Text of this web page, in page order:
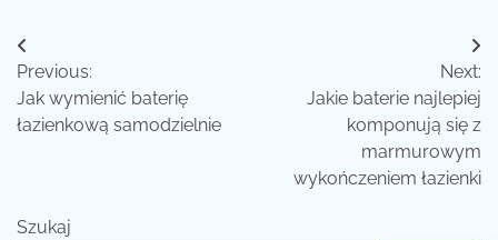
Nawigacja
wpisu
Previous:
Jak wymienić baterię
łazienkową samodzielnie
Next:
Jakie baterie najlepiej
komponują się z
marmurowym
wykończeniem łazienki
Szukaj